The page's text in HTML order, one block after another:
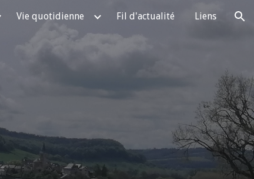
Vie quotidienne Fil d'actualité Liens